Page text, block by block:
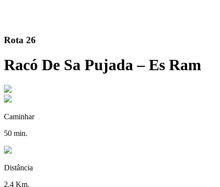
Rota 26
Racó De Sa Pujada – Es Ram
Caminhar
50 min.
Distância
2.4 Km.